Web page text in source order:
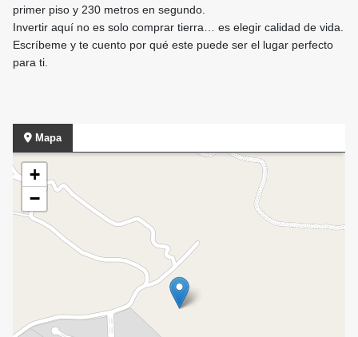
primer piso y 230 metros en segundo.
Invertir aquí no es solo comprar tierra… es elegir calidad de vida.
Escríbeme y te cuento por qué este puede ser el lugar perfecto
para ti.
Mapa
+
−